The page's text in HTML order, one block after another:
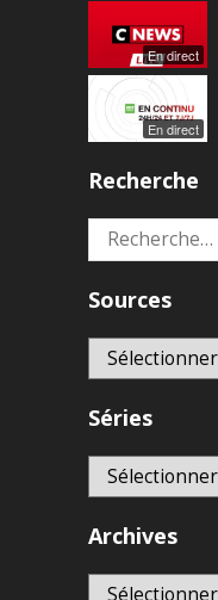
En direct
En direct
Recherche
Rechercher :
Sources
Séries
Archives
Archives